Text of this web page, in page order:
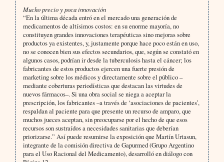
Mucho precio y poca innovación
“En la última década entró en el mercado una generación de
medicamentos de altísimos costos: en su enorme mayoría, no
constituyen grandes innovaciones terapéuticas sino mejoras sobre
productos ya existentes, y, justamente porque hace poco están en uso,
no se conocen bien sus efectos secundarios, que, según se constató en
algunos casos, podrían ir desde la tuberculosis hasta el cáncer; los
fabricantes de estos productos ejercen una fuerte presión de
marketing sobre los médicos y directamente sobre el público –
mediante coberturas periodísticas que destacan las virtudes de
nuevos fármacos–. Si una obra social se niega a aceptar la
prescripción, los fabricantes –a través de ‘asociaciones de pacientes’,
respaldan al paciente para que presente un recurso de amparo, que
muchos jueces aceptan, sin preocuparse por el hecho de que esos
recursos son sustraídos a necesidades sanitarias que deberían
priorizarse.” Así puede resumirse la exposición que Martín Urtasun,
integrante de la comisión directiva de Gapurmed (Grupo Argentino
para el Uso Racional del Medicamento), desarrolló en diálogo con